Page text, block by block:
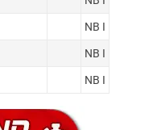
NB I
NB I
NB I